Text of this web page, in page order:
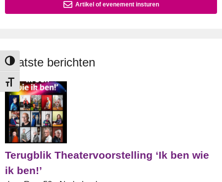
Keuze voor hoog contrast
Kies grootte van het lettertype
Artikel of evenement insturen
Laatste berichten
Terugblik Theatervoorstelling ‘Ik ben wie
ik ben!’